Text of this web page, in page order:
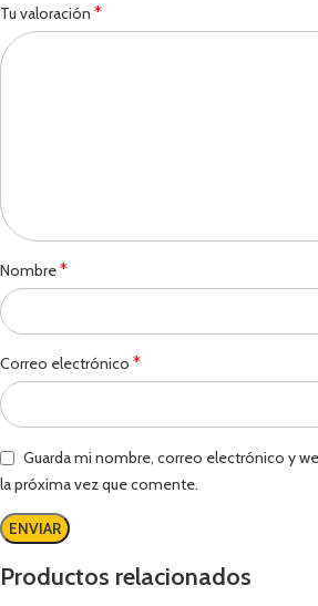
Tu valoración *
Nombre*
Correo electrónico *
Guarda mi nombre, correo electrónico y
la próxima vez que comente.
Productos relacionados